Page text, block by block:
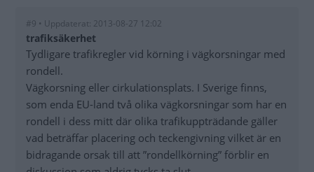
#9 • Uppdaterat: 2013-08-27 12:02
trafiksäkerhet
Tydligare trafikregler vid körning i vägkorsningar med
rondell.
Vägkorsning eller cirkulationsplats. I Sverige finns,
som enda EU-land två olika vägkorsningar som har en
rondell i dess mitt där olika trafikuppträdande gäller
vad beträffar placering och teckengivning vilket är en
bidragande orsak till att ”rondellkörning” förblir en